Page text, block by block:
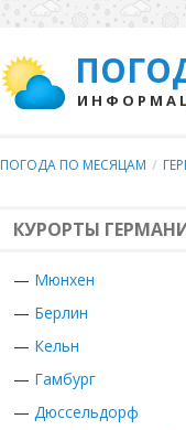
ПОГОДА ПО МЕСЯЦАМ /
КУРОРТЫ
— Мюнхен
— Берлин
— Кельн
— Гамбург
— Дюссельдорф